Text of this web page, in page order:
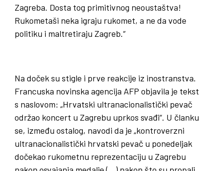
Zagreba. Dosta tog primitivnog neoustaštva!
Rukometaši neka igraju rukomet, a ne da vode
politiku i maltretiraju Zagreb.“
Na doček su stigle i prve reakcije iz inostranstva.
Francuska novinska agencija AFP objavila je tekst
s naslovom: „Hrvatski ultranacionalistički pevač
održao koncert u Zagrebu uprkos svađi“. U članku
se, između ostalog, navodi da je „kontroverzni
ultranacionalistički hrvatski pevač u ponedeljak
dočekao rukometnu reprezentaciju u Zagrebu